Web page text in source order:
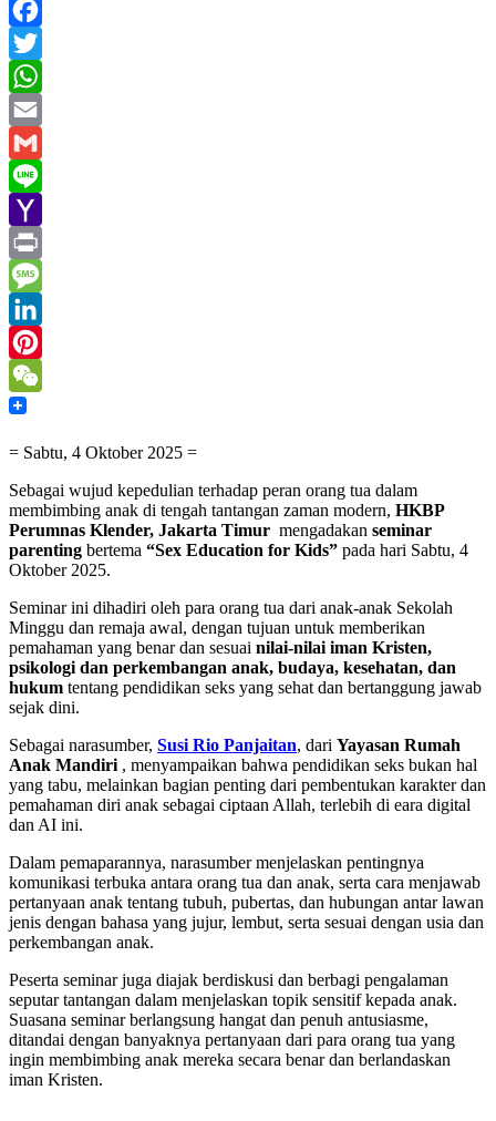
Facebook
Twitter
WhatsApp
Email
Gmail
Line
Yahoo
Mail
Print
Message
LinkedIn
Pinterest
WeChat
= Sabtu, 4 Oktober 2025 =
Sebagai wujud kepedulian terhadap peran orang tua dalam
membimbing anak di tengah tantangan zaman modern, HKBP
Perumnas Klender, Jakarta Timur mengadakan seminar
parenting bertema “Sex Education for Kids” pada hari Sabtu, 4
Oktober 2025.
Seminar ini dihadiri oleh para orang tua dari anak-anak Sekolah
Minggu dan remaja awal, dengan tujuan untuk memberikan
pemahaman yang benar dan sesuai nilai-nilai iman Kristen,
psikologi dan perkembangan anak, budaya, kesehatan, dan
hukum tentang pendidikan seks yang sehat dan bertanggung jawab
sejak dini.
Sebagai narasumber, Susi Rio Panjaitan, dari Yayasan Rumah
Anak Mandiri , menyampaikan bahwa pendidikan seks bukan hal
yang tabu, melainkan bagian penting dari pembentukan karakter dan
pemahaman diri anak sebagai ciptaan Allah, terlebih di eara digital
dan AI ini.
Dalam pemaparannya, narasumber menjelaskan pentingnya
komunikasi terbuka antara orang tua dan anak, serta cara menjawab
pertanyaan anak tentang tubuh, pubertas, dan hubungan antar lawan
jenis dengan bahasa yang jujur, lembut, serta sesuai dengan usia dan
perkembangan anak.
Peserta seminar juga diajak berdiskusi dan berbagi pengalaman
seputar tantangan dalam menjelaskan topik sensitif kepada anak.
Suasana seminar berlangsung hangat dan penuh antusiasme,
ditandai dengan banyaknya pertanyaan dari para orang tua yang
ingin membimbing anak mereka secara benar dan berlandaskan
iman Kristen.